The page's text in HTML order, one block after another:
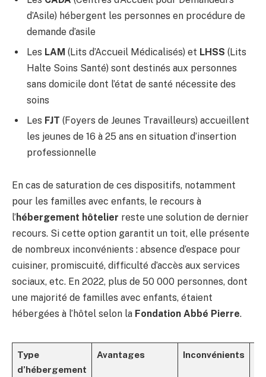
d’Asile) hébergent les personnes en procédure de
demande d’asile
Les LAM (Lits d’Accueil Médicalisés) et LHSS (Lits
Halte Soins Santé) sont destinés aux personnes
sans domicile dont l’état de santé nécessite des
soins
Les FJT (Foyers de Jeunes Travailleurs) accueillent
les jeunes de 16 à 25 ans en situation d’insertion
professionnelle
En cas de saturation de ces dispositifs, notamment
pour les familles avec enfants, le recours à
l’hébergement hôtelier reste une solution de dernier
recours. Si cette option garantit un toit, elle présente
de nombreux inconvénients : absence d’espace pour
cuisiner, promiscuité, difficulté d’accès aux services
sociaux, etc. En 2022, plus de 50 000 personnes, dont
une majorité de familles avec enfants, étaient
hébergées à l’hôtel selon la Fondation Abbé Pierre.
Type
d’hébergement
Avantages Inconvénients